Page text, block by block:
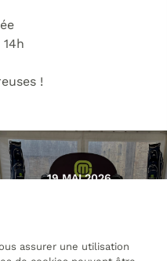
!
19 MAI 2026